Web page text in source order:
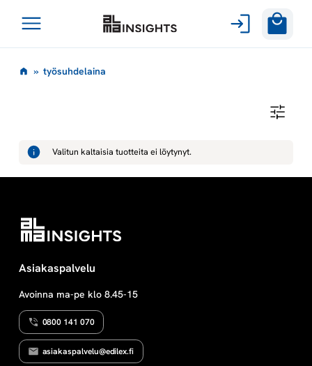
sisältöön
Avaa
t
ö
s
u
h
d
e
l
» työsuhdelaina
S
U
D
I
N
A
Valitun kaltaisia tuotteita ei löytynyt.
Asiakaspalvelu
Avoinna ma-pe klo 8.45-15
0800 141 070
asiakaspalvelu@edilex.fi